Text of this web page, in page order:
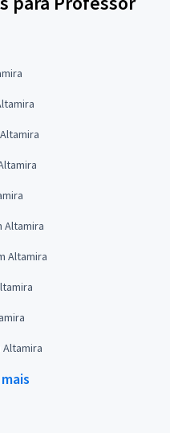
Altamira
Altamira